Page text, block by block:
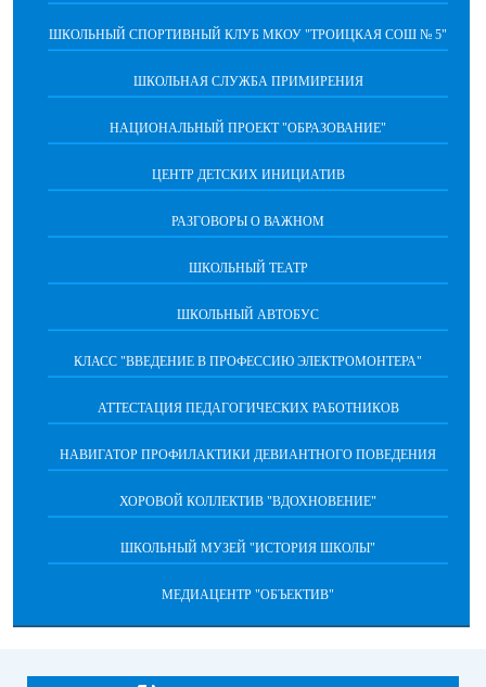
ШКОЛЬНЫЙ СПОРТИВНЫЙ КЛУБ МКОУ "ТРОИЦКАЯ СОШ № 5"
ШКОЛЬНАЯ СЛУЖБА ПРИМИРЕНИЯ
НАЦИОНАЛЬНЫЙ ПРОЕКТ "ОБРАЗОВАНИЕ"
ЦЕНТР ДЕТСКИХ ИНИЦИАТИВ
РАЗГОВОРЫ О ВАЖНОМ
ШКОЛЬНЫЙ ТЕАТР
ШКОЛЬНЫЙ АВТОБУС
КЛАСС "ВВЕДЕНИЕ В ПРОФЕССИЮ ЭЛЕКТРОМОНТЕРА"
АТТЕСТАЦИЯ ПЕДАГОГИЧЕСКИХ РАБОТНИКОВ
НАВИГАТОР ПРОФИЛАКТИКИ ДЕВИАНТНОГО ПОВЕДЕНИЯ
ХОРОВОЙ КОЛЛЕКТИВ "ВДОХНОВЕНИЕ"
ШКОЛЬНЫЙ МУЗЕЙ "ИСТОРИЯ ШКОЛЫ"
МЕДИАЦЕНТР "ОБЪЕКТИВ"